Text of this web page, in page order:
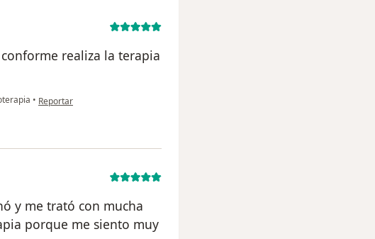
realiza la terapia
• en opinión del usuario Arnulfo
Reportar
y me trató con mucha
porque me siento muy